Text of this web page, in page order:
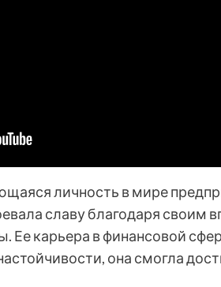
личность в мире
славу благодаря
карьера в финансовой
она смогла